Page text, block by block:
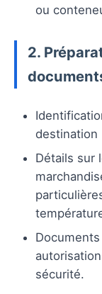
ou
2.
destination
Détails sur
sécurité.